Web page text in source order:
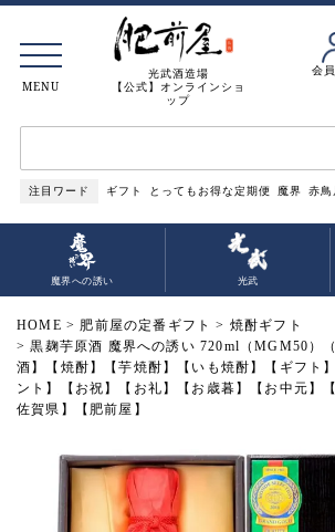
光武酒造場
【公式】オンラインショ
ップ
会
注目ワード ギフト とってもお得な定期便 魔界 赤鳥
MENU
魔界への誘い 光武
HOME 肥前屋の定番ギフト
焼酎ギフト
黒麹芋原酒 魔界への誘い 720ml（MGM50）
酒】【焼酎】【芋焼酎】【いも焼酎】【ギフト
ント】【お祝】【お礼】【お歳暮】【お中元】
佐賀県】【肥前屋】